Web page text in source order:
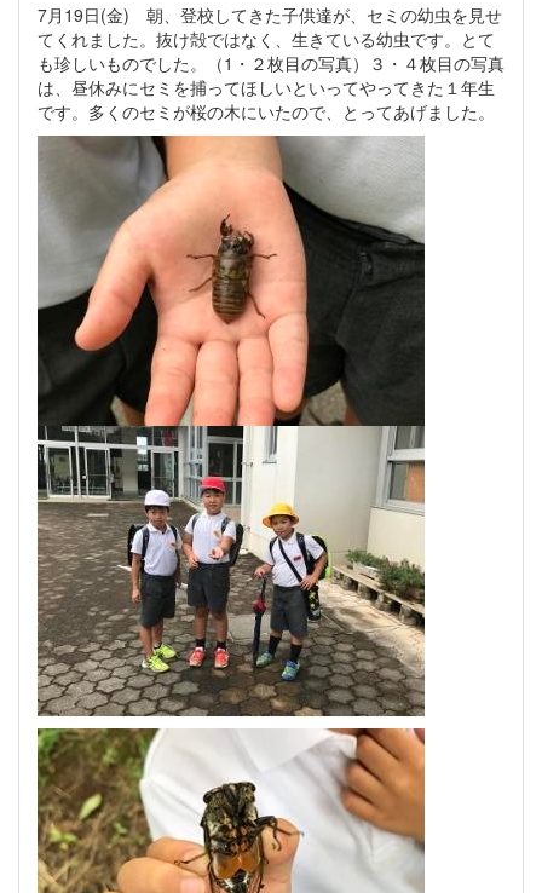
7月19日(金) 朝、登校してきた子供達が、セミの幼虫を見せ
てくれました。抜け殻ではなく、生きている幼虫です。とて
も珍しいものでした。（1・２枚目の写真）３・４枚目の写真
は、昼休みにセミを捕ってほしいといってやってきた１年生
です。多くのセミが桜の木にいたので、とってあげました。